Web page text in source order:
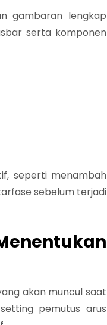
gambaran lengkap
serta komponen
seperti menambah
sebelum terjadi
akan muncul saat
setting pemutus arus